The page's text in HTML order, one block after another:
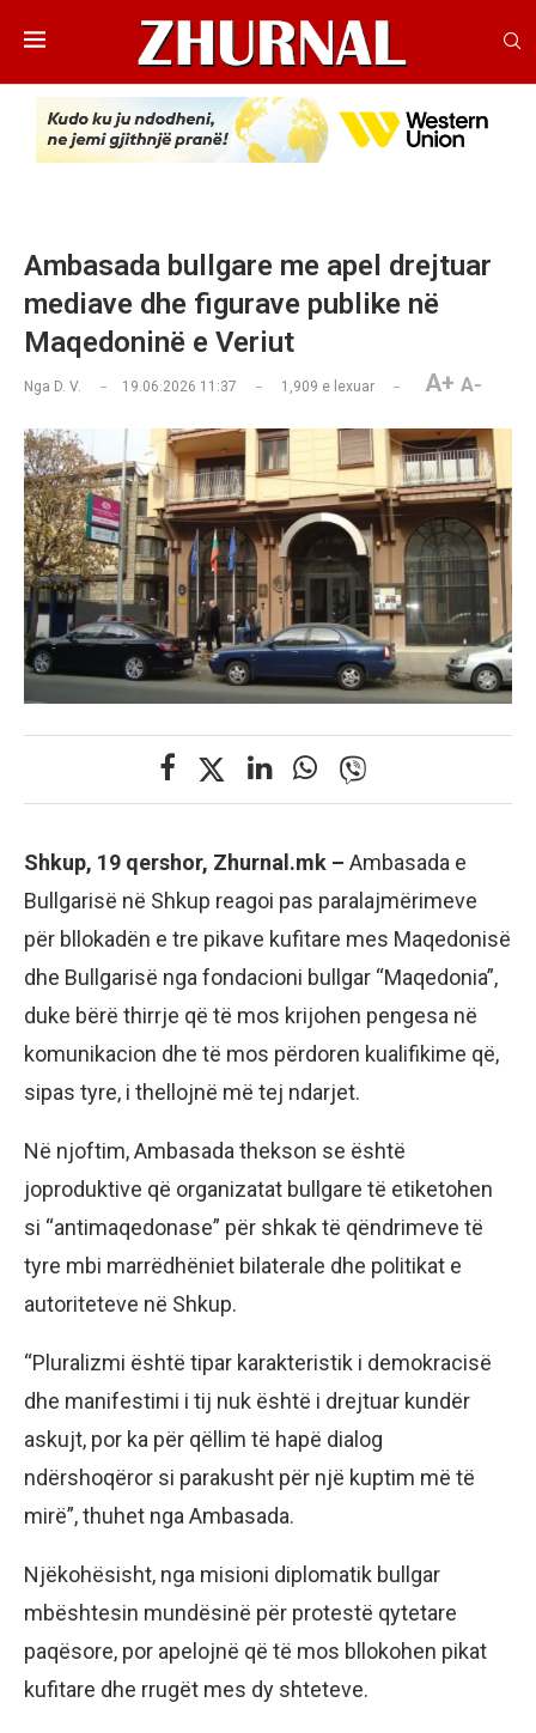
Ambasada bullgare me apel drejtuar
mediave dhe figurave publike në
Maqedoninë e Veriut
Nga D. V. 19.06.2026 11:37 1,909 e lexuar A+ A-
Shkup, 19 qershor, Zhurnal.mk – Ambasada e
Bullgarisë në Shkup reagoi pas paralajmërimeve
për bllokadën e tre pikave kufitare mes Maqedonisë
dhe Bullgarisë nga fondacioni bullgar “Maqedonia”,
duke bërë thirrje që të mos krijohen pengesa në
komunikacion dhe të mos përdoren kualifikime që,
sipas tyre, i thellojnë më tej ndarjet.
Në njoftim, Ambasada thekson se është
joproduktive që organizatat bullgare të etiketohen
si “antimaqedonase” për shkak të qëndrimeve të
tyre mbi marrëdhëniet bilaterale dhe politikat e
autoriteteve në Shkup.
“Pluralizmi është tipar karakteristik i demokracisë
dhe manifestimi i tij nuk është i drejtuar kundër
askujt, por ka për qëllim të hapë dialog
ndërshoqëror si parakusht për një kuptim më të
mirë”, thuhet nga Ambasada.
Njëkohësisht, nga misioni diplomatik bullgar
mbështesin mundësinë për protestë qytetare
paqësore, por apelojnë që të mos bllokohen pikat
kufitare dhe rrugët mes dy shteteve.